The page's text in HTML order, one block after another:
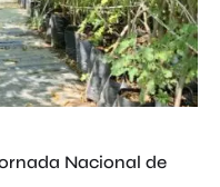
Nacional de